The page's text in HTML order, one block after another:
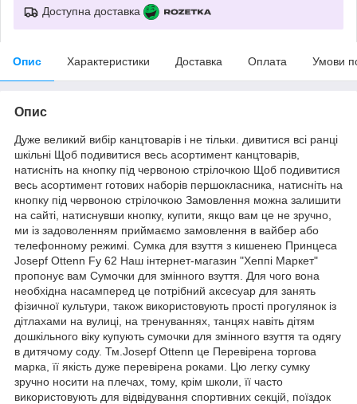
Доступна доставка
Опис Характеристики Доставка Оплата Умови
Опис
Дуже великий вибір канцтоварів і не тільки. дивитися всі ранці
шкільні Щоб подивитися весь асортимент канцтоварів,
натисніть на кнопку під червоною стрілочкою Щоб подивитися
весь асортимент готових наборів першокласника, натисніть на
кнопку під червоною стрілочкою Замовлення можна залишити
на сайті, натиснувши кнопку, купити, якщо вам це не зручно,
ми із задоволенням приймаємо замовлення в вайбер або
телефонному режимі. Сумка для взуття з кишенею Принцеса
Josepf Ottenn Fy 62 Наш інтернет-магазин "Хеппі Маркет"
пропонує вам Сумочки для змінного взуття. Для чого вона
необхідна насамперед це потрібний аксесуар для занять
фізичної культури, також використовують прості прогулянок із
дітлахами на вулиці, на тренуваннях, танцях навіть дітям
дошкільного віку купують сумочки для змінного взуття та одягу
в дитячому соду. Тм.Josepf Ottenn це Перевірена торгова
марка, її якість дуже перевірена роками. Цю легку сумку
зручно носити на плечах, тому, крім школи, її часто
використовують для відвідування спортивних секцій, поїздок